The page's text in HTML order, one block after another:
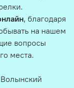
, благодаря
на нашем
вопросы
места.